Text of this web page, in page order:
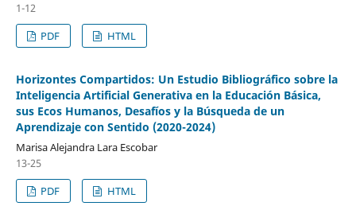
1-12
PDF
HTML
Horizontes Compartidos: Un Estudio Bibliográfico sobre la
Inteligencia Artificial Generativa en la Educación Básica,
sus Ecos Humanos, Desafíos y la Búsqueda de un
Aprendizaje con Sentido (2020-2024)
Marisa Alejandra Lara Escobar
13-25
PDF
HTML